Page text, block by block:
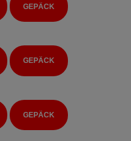
GEPÄCK
GEPÄCK
GEPÄCK